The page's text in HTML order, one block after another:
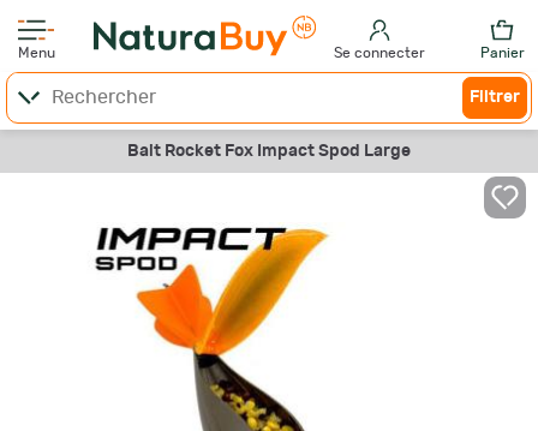
Menu Se connecter Panier
Filtrer
Bait Rocket Fox Impact Spod Large